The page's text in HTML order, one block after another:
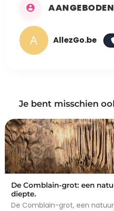
AllezGo.be
Je bent misschien
De Comblain-grot: een
diepte.